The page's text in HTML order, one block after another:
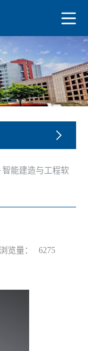
智能建造与工程软
浏览量： 6275